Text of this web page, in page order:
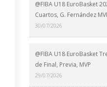
@FIBA U18 EuroBasket
Cuartos, G. Fernández
30/07/2026
@FIBA U18 EuroBasket
de Final, Previa, MVP
29/07/2026